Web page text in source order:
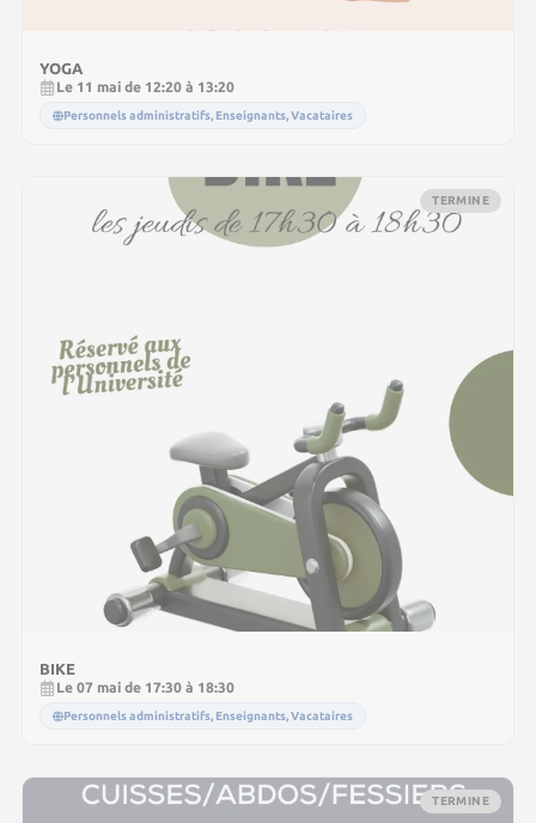
YOGA
Le 11 mai de 12:20 à 13:20
Personnels administratifs, Enseignants, Vacataires
TERMINE
BIKE
Le 07 mai de 17:30 à 18:30
Personnels administratifs, Enseignants, Vacataires
TERMINE